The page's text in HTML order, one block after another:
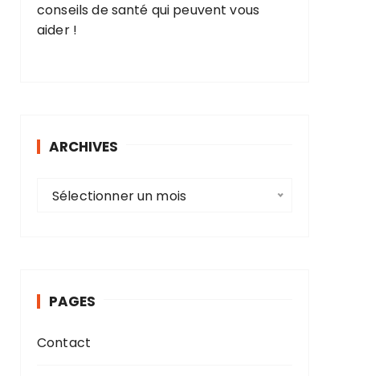
conseils de santé qui peuvent vous
aider !
ARCHIVES
e
Sélectionner un mois
PAGES
Contact